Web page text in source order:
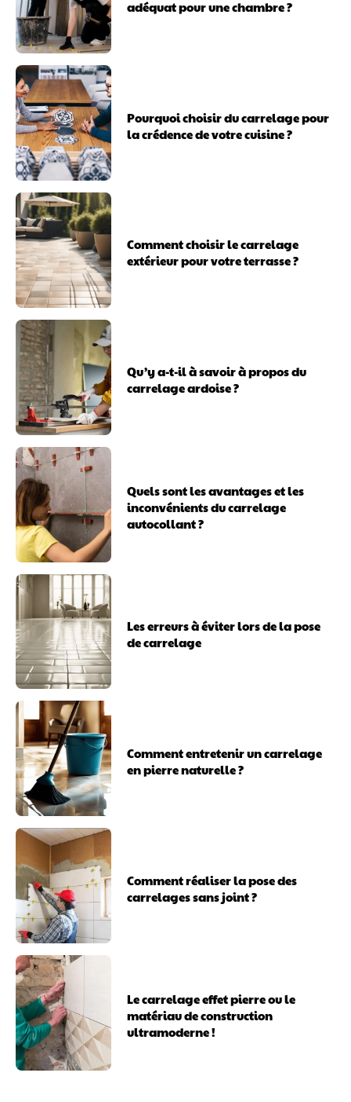
adéquat pour une chambre ?
Pourquoi choisir du carrelage pour
la crédence de votre cuisine ?
Comment choisir le carrelage
extérieur pour votre terrasse ?
Qu’y a-t-il à savoir à propos du
carrelage ardoise ?
Quels sont les avantages et les
inconvénients du carrelage
autocollant ?
Les erreurs à éviter lors de la pose
de carrelage
Comment entretenir un carrelage
en pierre naturelle ?
Comment réaliser la pose des
carrelages sans joint ?
Le carrelage effet pierre ou le
matériau de construction
ultramoderne !